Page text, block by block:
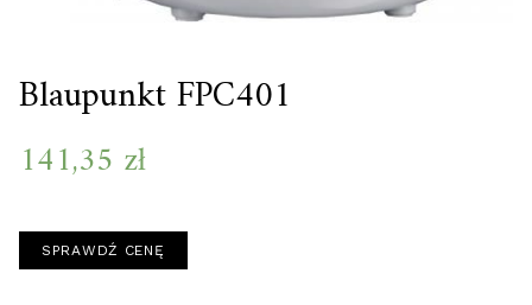
Blaupunkt FPC401
141,35 zł
SPRAWDŹ CENĘ